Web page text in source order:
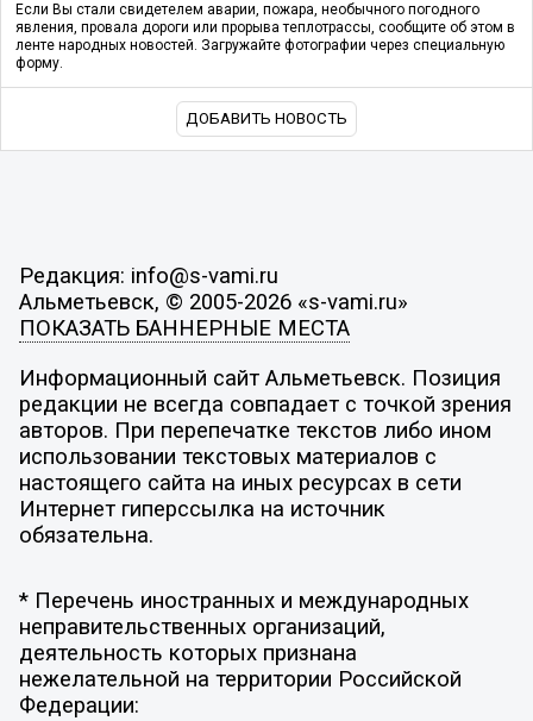
Если Вы стали свидетелем аварии, пожара, необычного погодного
явления, провала дороги или прорыва теплотрассы, сообщите об этом в
ленте народных новостей. Загружайте фотографии через специальную
форму.
ДОБАВИТЬ НОВОСТЬ
Редакция: info@s-vami.ru
Альметьевск, © 2005-2026 «s-vami.ru»
ПОКАЗАТЬ БАННЕРНЫЕ МЕСТА
Информационный сайт Альметьевск. Позиция
редакции не всегда совпадает с точкой зрения
авторов. При перепечатке текстов либо ином
использовании текстовых материалов с
настоящего сайта на иных ресурсах в сети
Интернет гиперссылка на источник
обязательна.
* Перечень иностранных и международных
неправительственных организаций,
деятельность которых признана
нежелательной на территории Российской
Федерации: